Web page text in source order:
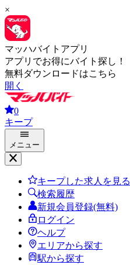
×
マッハバイトアプリ
アプリでお得にバイト探し！
無料ダウンロードはこちら
開く
0
キープ
メニュー
キープした求人を見る
検索履歴
新規会員登録(無料)
ログイン
ヘルプ
エリアから探す
駅から探す